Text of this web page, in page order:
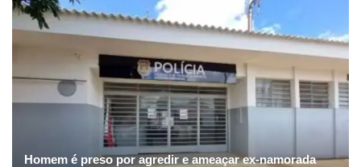
Homem é preso por agredir e ameaçar ex-namorada